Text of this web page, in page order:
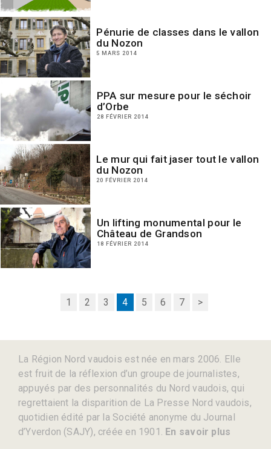
Pénurie de classes dans le vallon
du Nozon
5 MARS 2014
PPA sur mesure pour le séchoir
d’Orbe
28 FÉVRIER 2014
Le mur qui fait jaser tout le vallon
du Nozon
20 FÉVRIER 2014
Un lifting monumental pour le
Château de Grandson
18 FÉVRIER 2014
1 2 3 4 5 6 7 >
La Région Nord vaudois est née en mars 2006. Elle
est fruit de la réflexion d’un groupe de journalistes,
appuyés par des personnalités du Nord vaudois, qui
regrettaient la disparition de La Presse Nord vaudois,
quotidien édité par la Société anonyme du Journal
d’Yverdon (SAJY), créée en 1901. En savoir plus